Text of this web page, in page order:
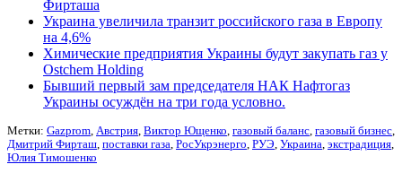
Фирташа
Украина увеличила транзит российского газа в Европу
на 4,6%
Химические предприятия Украины будут закупать газ у
Ostchem Holding
Бывший первый зам председателя НАК Нафтогаз
Украины осуждён на три года условно.
Метки: Gazprom Австрия Виктор Ющенко газовый баланс газовый бизнес
Дмитрий Фирташ поставки газа РосУкрэнерго РУЭ Украина экстрадиция
Юлия Тимошенко